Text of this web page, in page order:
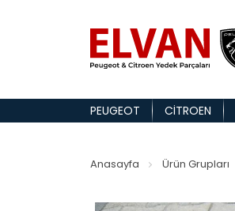
PEUGEOT CITROEN
Anasayfa Ürün Grupları